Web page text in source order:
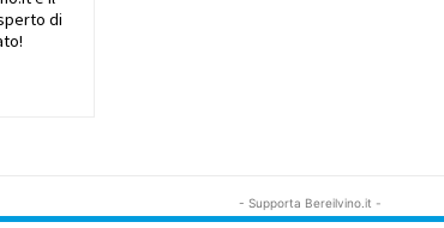
di
- Supporta Bereilvino.it -